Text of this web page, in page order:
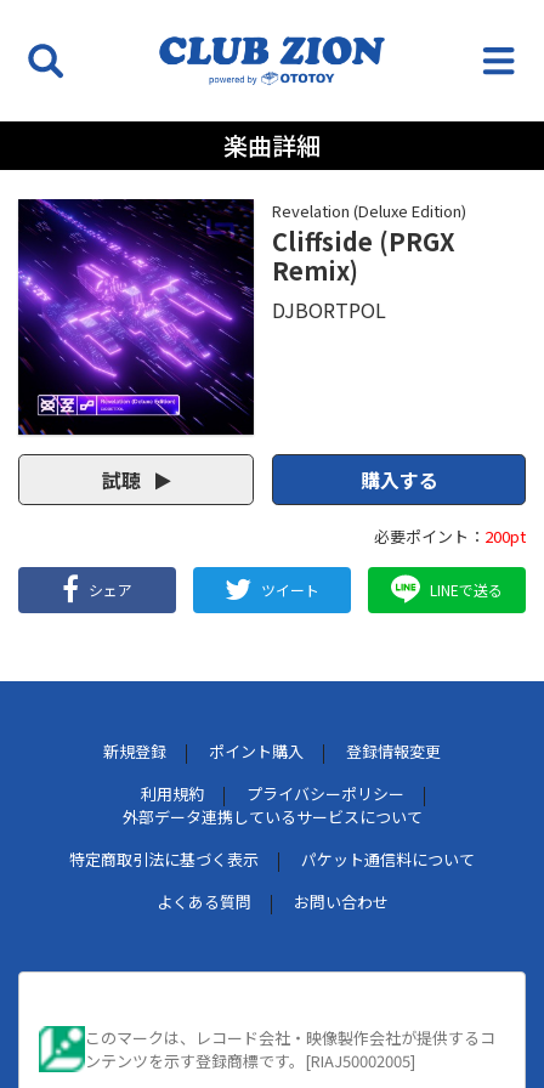
楽曲詳細
Revelation (Deluxe Edition)
Cliffside (PRGX
Remix)
DJBORTPOL
試聴 購入する
必要ポイント： 200pt
シェア ツイート LINEで送る
新規登録 ポイント購入
登録情報変更
利用規約
プライバシーポリシー
外部データ連携しているサービスについて
特定商取引法に基づく表示
パケット通信料について
よくある質問
お問い合わせ
このマークは、レコード会社・映像製作会社が提供するコ
ンテンツを示す登録商標です。[RIAJ50002005]